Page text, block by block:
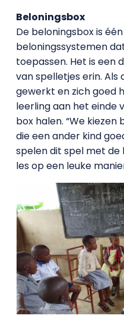
Beloningsbox
De beloningsbox is
beloningssystemen
toepassen. Het is een
van spelletjes erin.
gewerkt en zich goed
leerling aan het einde
box halen. “We
die een ander kind
spelen dit spel met de
les op een leuke